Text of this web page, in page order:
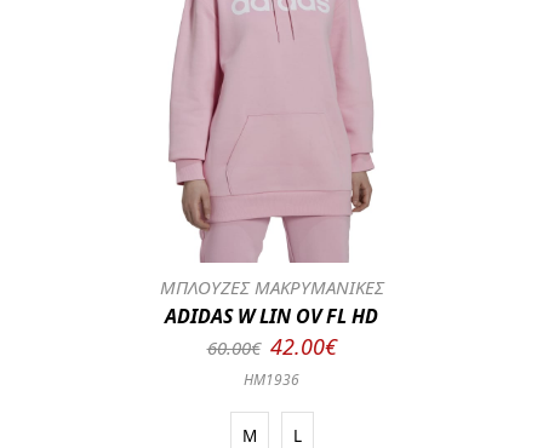
ΜΠΛΟΥΖΕΣ ΜΑΚΡΥΜΑΝΙΚΕΣ
ADIDAS W LIN OV FL HD
60.00€ 42.00€
HM1936
M L